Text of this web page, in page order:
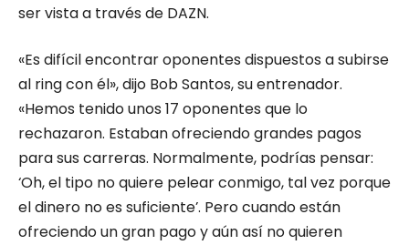
ser vista a través de DAZN.
«Es difícil encontrar oponentes dispuestos a subirse
al ring con él», dijo Bob Santos, su entrenador.
«Hemos tenido unos 17 oponentes que lo
rechazaron. Estaban ofreciendo grandes pagos
para sus carreras. Normalmente, podrías pensar:
‘Oh, el tipo no quiere pelear conmigo, tal vez porque
el dinero no es suficiente’. Pero cuando están
ofreciendo un gran pago y aún así no quieren